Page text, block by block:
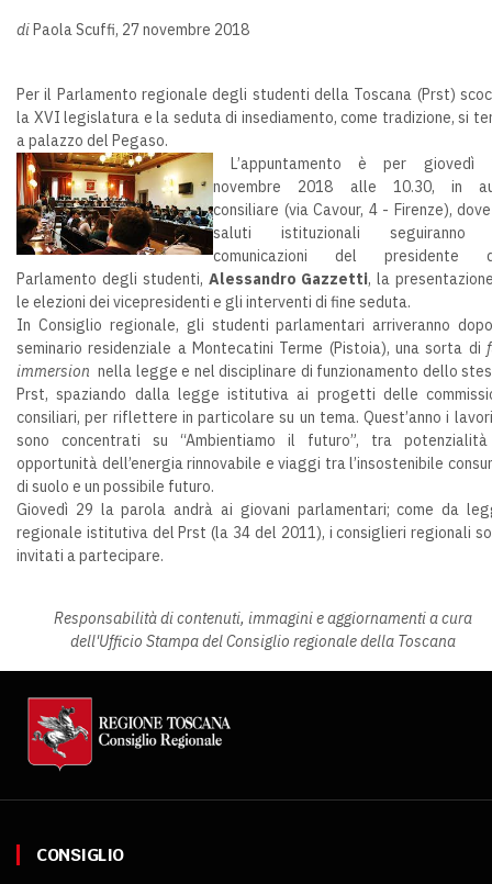
diPaola Scuffi, 27 novembre 2018
Per il Parlamento regionale degli studenti della Toscana (Prst)
la XVI legislatura e la seduta di insediamento, come tradizione, si
a palazzo del Pegaso.
L’appuntamento è per giovedì
novembre 2018 alle 10.30, in
consiliare (via Cavour, 4 - Firenze),
saluti istituzionali seguiranno
comunicazioni del presidente
Parlamento degli studenti, Alessandro Gazzetti, la
le elezioni dei vicepresidenti e gli interventi di fine seduta.
In Consiglio regionale, gli studenti parlamentari arriveranno
seminario residenziale a Montecatini Terme (Pistoia), una sorta di
immersion nella legge e nel disciplinare di funzionamento dello
Prst, spaziando dalla legge istitutiva ai progetti delle
consiliari, per riflettere in particolare su un tema. Quest’anno i
sono concentrati su “Ambientiamo il futuro”, tra
opportunità dell’energia rinnovabile e viaggi tra l’insostenibile
di suolo e un possibile futuro.
Giovedì 29 la parola andrà ai giovani parlamentari; come da
regionale istitutiva del Prst (la 34 del 2011), i consiglieri regionali
invitati a partecipare.
Responsabilità di contenuti, immagini e aggiornamenti a cura
dell'Ufficio Stampa del Consiglio regionale della Toscana
CONSIGLIO